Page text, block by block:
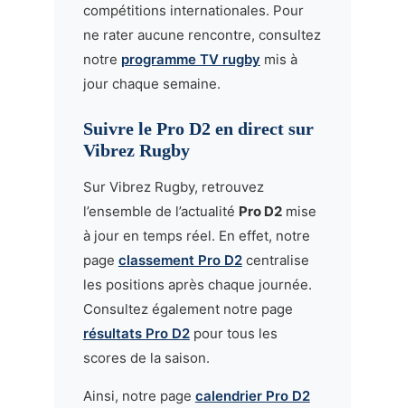
compétitions internationales. Pour
ne rater aucune rencontre, consultez
notre programme TV rugby mis à
jour chaque semaine.
Suivre le Pro D2 en direct sur
Vibrez Rugby
Sur Vibrez Rugby, retrouvez
l’ensemble de l’actualité Pro D2mise
à jour en temps réel. En effet, notre
page classement Pro D2centralise
les positions après chaque journée.
Consultez également notre page
résultats Pro D2pour tous les
scores de la saison.
Ainsi, notre page calendrier Pro D2